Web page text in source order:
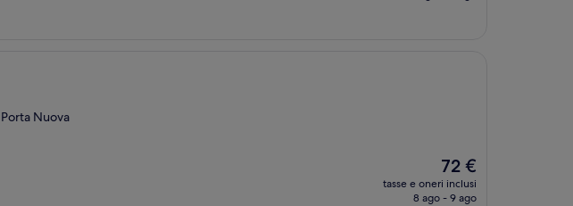
Nuova
Il
prezzo
attuale
72 €
tasse e oneri inclusi
8 ago - 9 ago